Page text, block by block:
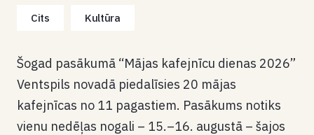
Cits Kultūra
Šogad pasākumā “Mājas kafejnīcu dienas 2026”
Ventspils novadā piedalīsies 20 mājas
kafejnīcas no 11 pagastiem. Pasākums notiks
vienu nedēļas nogali – 15.–16. augustā – šajos